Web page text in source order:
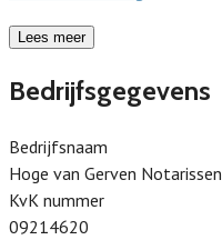
Lees meer
Bedrijfsgegevens
Bedrijfsnaam
Hoge van Gerven Notarissen
KvK nummer
09214620